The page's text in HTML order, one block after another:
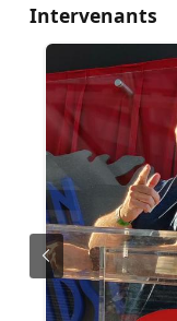
Intervenants